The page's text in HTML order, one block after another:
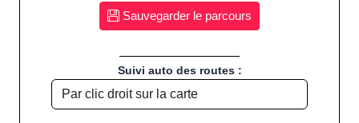
Sauvegarder le parcours
Suivi auto des routes :